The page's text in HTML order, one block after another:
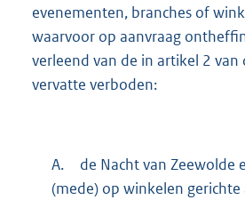
evenementen, branches of
waarvoor op aanvraag
verleend van de in artikel 2
vervatte verboden:
A.
de Nacht van Zeewolde
(mede) op winkelen